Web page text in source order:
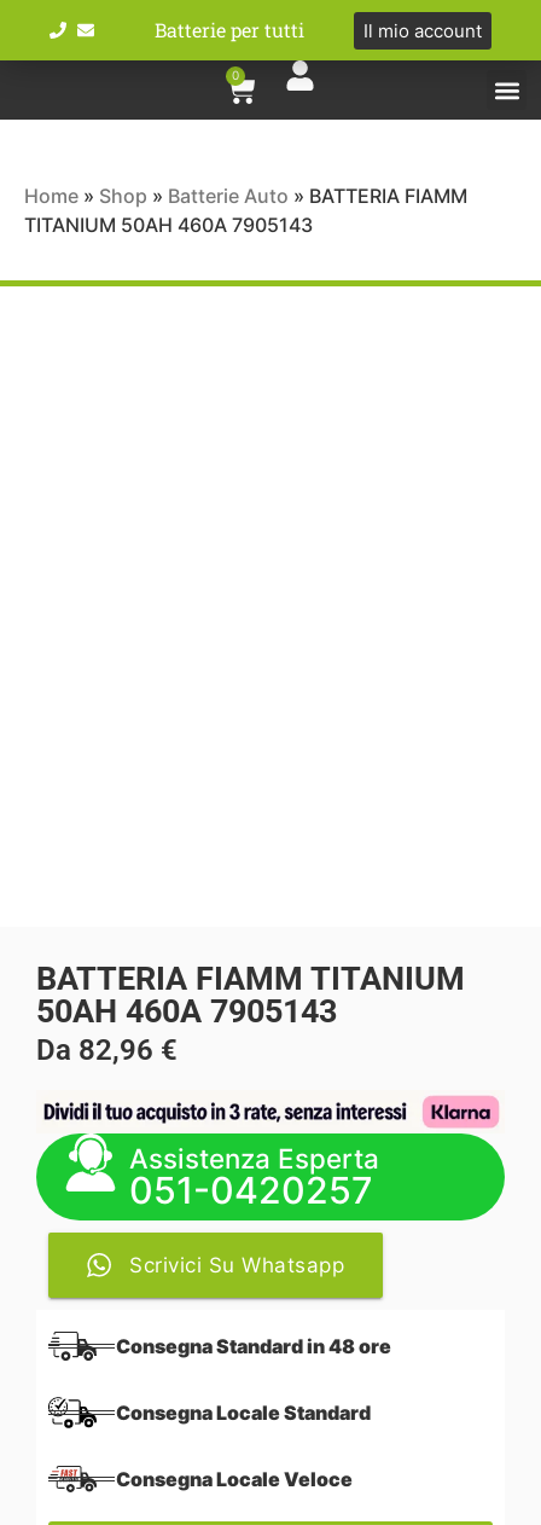
Batterie per tutti Il mio account
0
Home » Shop » Batterie Auto » BATTERIA FIAMM
TITANIUM 50AH 460A 7905143
BATTERIA FIAMM TITANIUM
50AH 460A 7905143
Da 82,96 €
Assistenza Esperta
051-0420257
Scrivici Su Whatsapp
Consegna Standard in 48 ore
Consegna Locale Standard
Consegna Locale Veloce